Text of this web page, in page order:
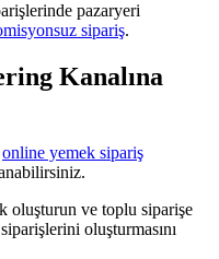
pazaryeri
sipariş.
Kanalına
online yemek sipariş
oluşturun ve toplu siparişe
oluşturmasını